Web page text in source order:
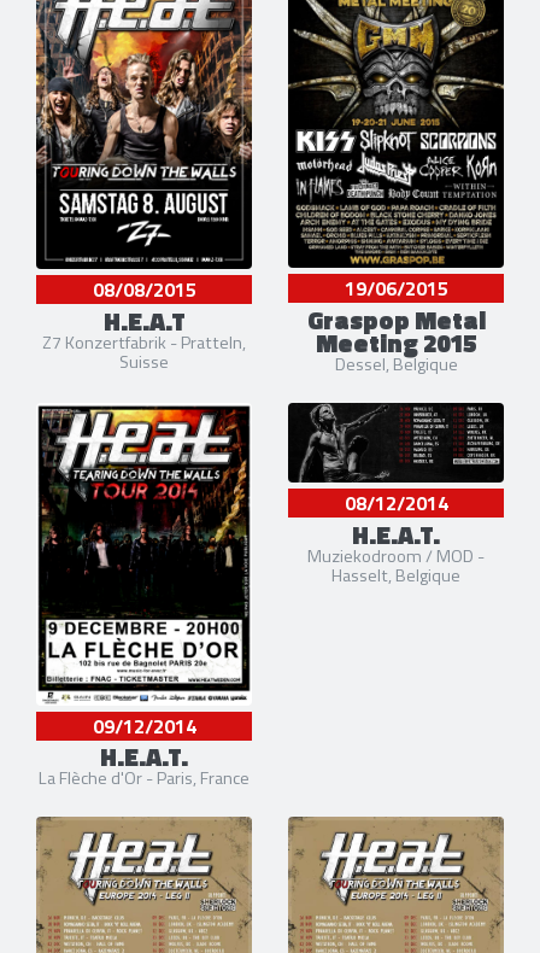
08/08/2015
H.E.A.T
Z7 Konzertfabrik - Pratteln,
Suisse
19/06/2015
Graspop Metal
Meeting 2015
Dessel, Belgique
09/12/2014
H.E.A.T.
La Flèche d'Or - Paris, France
08/12/2014
H.E.A.T.
Muziekodroom / MOD -
Hasselt, Belgique